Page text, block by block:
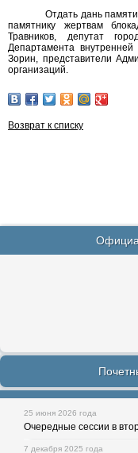
Отдать дань
памятнику жертвам
Травников, депутат
Департамента
Зорин, представители
организаций.
Возврат к списку
25 июня 2026 года
Очередные сессии в
7 декабря 2025 года